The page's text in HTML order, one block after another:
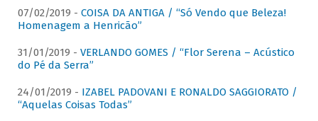
07/02/2019 - COISA DA ANTIGA / “Só Vendo que Beleza!
Homenagem a Henricão”
31/01/2019 - VERLANDO GOMES / “Flor Serena – Acústico
do Pé da Serra”
24/01/2019 - IZABEL PADOVANI E RONALDO SAGGIORATO /
“Aquelas Coisas Todas”